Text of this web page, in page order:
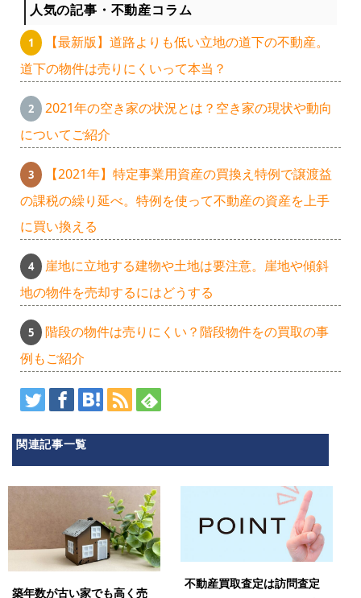
人気の記事・不動産コラム
【最新版】道路よりも低い立地の道下の不動産。
道下の物件は売りにくいって本当？
2021年の空き家の状況とは？空き家の現状や動向
についてご紹介
【2021年】特定事業用資産の買換え特例で譲渡益
の課税の繰り延べ。特例を使って不動産の資産を上手
に買い換える
崖地に立地する建物や土地は要注意。崖地や傾斜
地の物件を売却するにはどうする
階段の物件は売りにくい？階段物件をの買取の事
例もご紹介
関連記事一覧
築年数が古い家でも高く売
不動産買取査定は訪問査定